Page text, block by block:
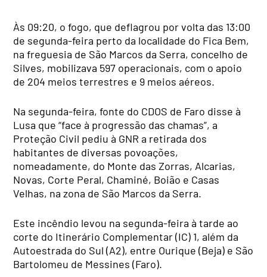
Às 09:20, o fogo, que deflagrou por volta das 13:00
de segunda-feira perto da localidade do Fica Bem,
na freguesia de São Marcos da Serra, concelho de
Silves, mobilizava 597 operacionais, com o apoio
de 204 meios terrestres e 9 meios aéreos.
Na segunda-feira, fonte do CDOS de Faro disse à
Lusa que “face à progressão das chamas”, a
Proteção Civil pediu à GNR a retirada dos
habitantes de diversas povoações,
nomeadamente, do Monte das Zorras, Alcarias,
Novas, Corte Peral, Chaminé, Boião e Casas
Velhas, na zona de São Marcos da Serra.
Este incêndio levou na segunda-feira à tarde ao
corte do Itinerário Complementar (IC) 1, além da
Autoestrada do Sul (A2), entre Ourique (Beja) e São
Bartolomeu de Messines (Faro).